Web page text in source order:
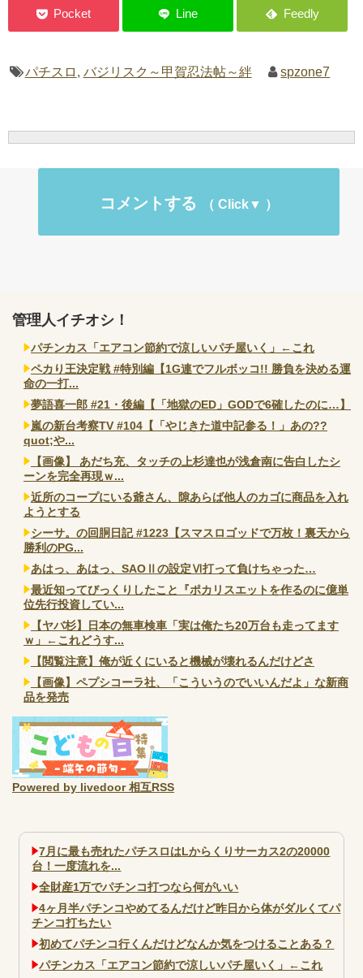
パチスロ , バジリスク～甲賀忍法帖～絆 spzone7
コメントする
管理人イチオシ！
パチンカス「エアコン節約で涼しいパチ屋いく」←これ
ペカり王決定戦 #特別編【1G連でフルボッコ!! 勝負を決める運
命の一打...
夢語喜一郎 #21・後編【「地獄のED」GODで6確したのに…】
嵐の新台考察TV #104【「やじきた道中記参る！」あの??
quot;や...
【画像】 あだち充、タッチの上杉達也が浅倉南に告白したシ
ーンを完全再現ｗ...
近所のコープにいる爺さん、隙あらば他人のカゴに商品を入れ
ようとする
シーサ。の回胴日記 #1223【スマスロゴッドで万枚！裏天から
勝利のPG...
あはっ、あはっ、SAOⅡの設定Ⅵ打って負けちゃった…
最近知ってびっくりしたこと『ポカリスエットを作るのに億単
位先行投資してい...
【ヤバ杉】日本の無車検車「実は俺たち20万台も走ってます
ｗ」←これどうす...
【閲覧注意】俺が近くにいると機械が壊れるんだけどさ
【画像】ペプシコーラ社、「こういうのでいいんだよ」な新商
品を発売
Powered by livedoor 相互RSS
7月に最も売れたパチスロはLからくりサーカス2の20000
台！一度流れを...
全財産1万でパチンコ打つなら何がいい
4ヶ月半パチンコやめてるんだけど昨日から体がダルくてパ
チンコ打ちたい
初めてパチンコ行くんだけどなんか気をつけることある？
パチンカス「エアコン節約で涼しいパチ屋いく」←これ